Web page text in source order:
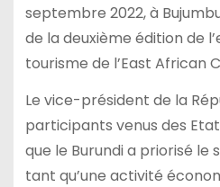
septembre 2022, à
de la deuxième édition de
tourisme de l’East African
Le vice-président de la
participants venus des
que le Burundi a priorisé le
tant qu’une activité